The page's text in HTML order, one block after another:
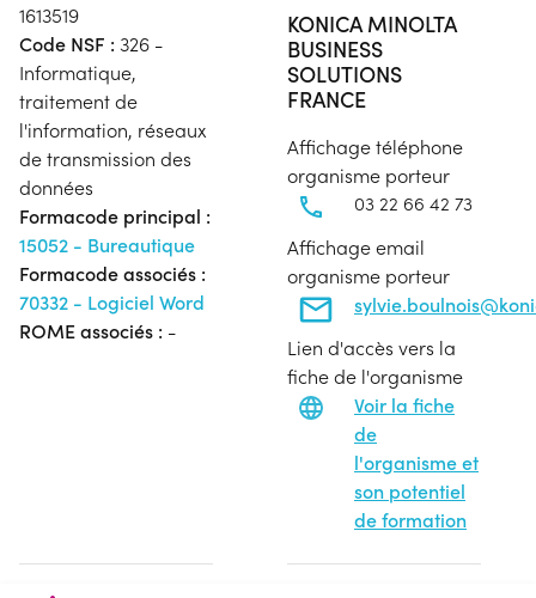
1613519
Code NSF : 326 -
Informatique,
traitement de
l'information, réseaux
de transmission des
données
Formacode principal :
15052 - Bureautique
Formacode associés :
70332 - Logiciel Word
ROME associés : -
KONICA MINOLTA
BUSINESS
SOLUTIONS
FRANCE
Affichage téléphone
organisme porteur
03 22 66 42 73
Affichage email
organisme porteur
Lien d'accès vers la
fiche de l'organisme
Voir la fiche
de
l'organisme et
son potentiel
de formation